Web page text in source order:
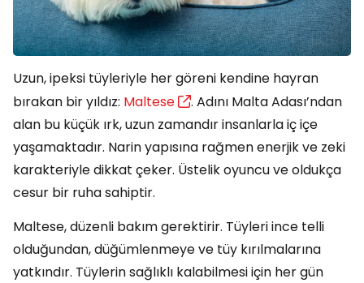
Uzun, ipeksi tüyleriyle her göreni kendine hayran
bırakan bir yıldız: Maltese
. Adını Malta Adası’ndan
alan bu küçük ırk, uzun zamandır insanlarla iç içe
yaşamaktadır. Narin yapısına rağmen enerjik ve zeki
karakteriyle dikkat çeker. Üstelik oyuncu ve oldukça
cesur bir ruha sahiptir.
Maltese, düzenli bakım gerektirir. Tüyleri ince telli
olduğundan, düğümlenmeye ve tüy kırılmalarına
yatkındır. Tüylerin sağlıklı kalabilmesi için her gün